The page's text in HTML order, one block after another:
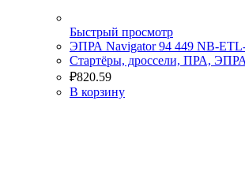
Быстрый просмотр
ЭПРА Navigator 94 449 NB-
Стартёры, дроссели, ПРА, ЭПРА
₽820.59
В корзину